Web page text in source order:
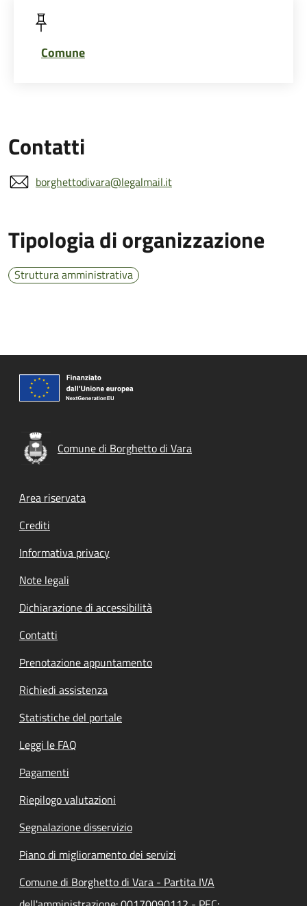
Comune
Contatti
borghettodivara@legalmail.it
Tipologia di organizzazione
Struttura amministrativa
Comune di Borghetto di Vara
Footer menu
Area riservata
Crediti
Informativa privacy
Note legali
Dichiarazione di accessibilità
Contatti
Prenotazione appuntamento
Richiedi assistenza
Statistiche del portale
Leggi le FAQ
Pagamenti
Riepilogo valutazioni
Segnalazione disservizio
Piano di miglioramento dei servizi
Comune di Borghetto di Vara - Partita IVA